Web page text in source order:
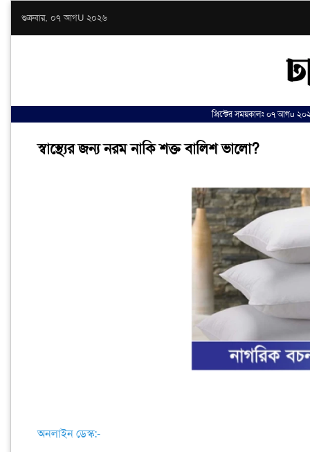
শুক্রবার, ০৭ আগU ২০২৬
প্রিন্টের সময়কালঃ ০৭ আগu
স্বাস্থ্যের জন্য নরম নাকি শক্ত বালিশ ভালো?
অনলাইন ডেস্ক:-